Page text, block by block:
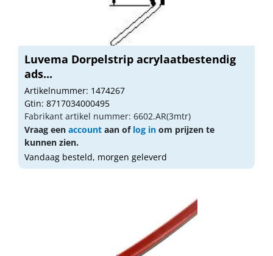
Luvema Dorpelstrip acrylaatbestendig
ads...
Artikelnummer: 1474267
Gtin: 8717034000495
Fabrikant artikel nummer: 6602.AR(3mtr)
Vraag een account aan of log in om prijzen te
kunnen zien.
Vandaag besteld, morgen geleverd